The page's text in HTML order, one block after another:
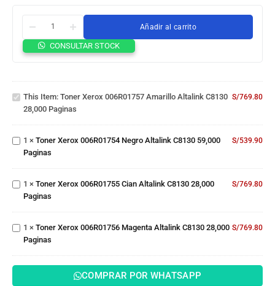
Añadir al carrito
CONSULTAR STOCK
Amarillo
Altalink
C8130
This Item: Toner Xerox 006R01757 Amarillo Altalink C8130
28,000 Paginas
S/769.80
Toner
Xerox
006R01754
Negro
Altalink
C8130
1 × Toner Xerox 006R01754 Negro Altalink C8130 59,000
Paginas
S/539.90
Toner
Xerox
006R01755
Cian
Altalink
C8130
1 × Toner Xerox 006R01755 Cian Altalink C8130 28,000
Paginas
S/769.80
Toner
Xerox
006R01756
Magenta
Altalink
C8130
Paginas
1 × Toner Xerox 006R01756 Magenta Altalink C8130 28,000
Paginas
S/769.80
COMPRAR POR WHATSAPP